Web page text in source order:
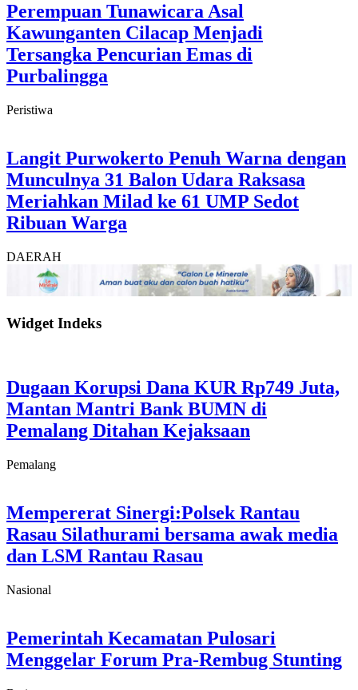
Perempuan Tunawicara Asal
Kawunganten Cilacap Menjadi
Tersangka Pencurian Emas di
Purbalingga
Peristiwa
Langit Purwokerto Penuh Warna dengan
Munculnya 31 Balon Udara Raksasa
Meriahkan Milad ke 61 UMP Sedot
Ribuan Warga
DAERAH
Widget Indeks
Dugaan Korupsi Dana KUR Rp749 Juta,
Mantan Mantri Bank BUMN di
Pemalang Ditahan Kejaksaan
Pemalang
Mempererat Sinergi:Polsek Rantau
Rasau Silathurami bersama awak media
dan LSM Rantau Rasau
Nasional
Pemerintah Kecamatan Pulosari
Menggelar Forum Pra-Rembug Stunting